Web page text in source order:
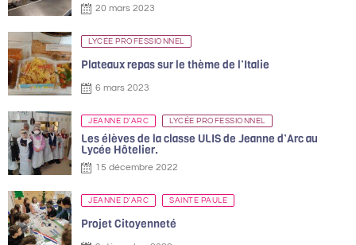
20 mars 2023
LYCÉE PROFESSIONNEL
Plateaux repas sur le thème de l’Italie
6 mars 2023
JEANNE D'ARC LYCÉE PROFESSIONNEL
Les élèves de la classe ULIS de Jeanne d’Arc au
Lycée Hôtelier.
15 décembre 2022
JEANNE D'ARC SAINTE PAULE
Projet Citoyenneté